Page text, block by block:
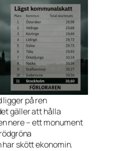
på ren
gäller att hålla
nere – ett monument
skött ekonomin.